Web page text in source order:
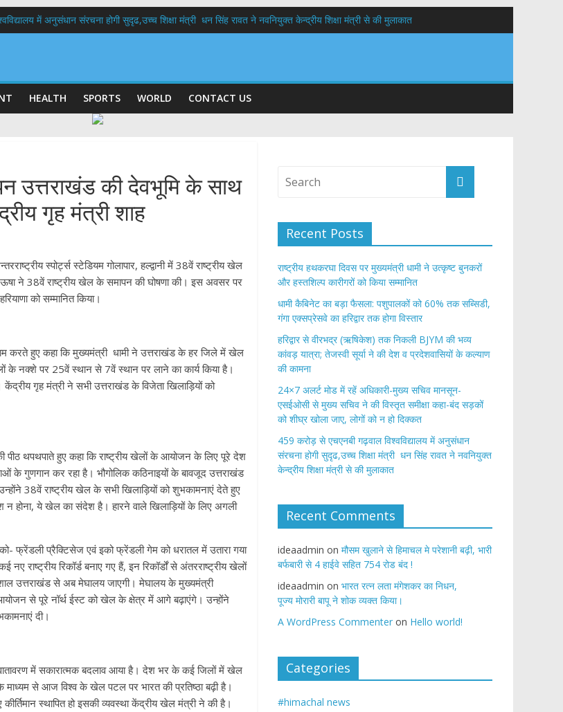
में अनुसंधान संरचना होगी सुदृढ,उच्च शिक्षा मंत्री धन सिंह रावत ने नवनियुक्त केन्द्रीय शिक्षा मंत्री से की मुलाकात
धामी ने उत्कृष्ट बुनकरों और हस्तशिल्प कारीगरों को किया सम्मानित
सचिव मानसून-एसईओसी से मुख्य सचिव ने की विस्तृत समीक्षा कहा-बंद सड़कों को शीघ्र खोला जाए, लोगों को न हो दिक्कत
HEALTH SPORTS WORLD CONTACT US
उत्तराखंड की देवभूमि के साथ
गृह मंत्री शाह
स्पोर्ट्स स्टेडियम गोलापार, हल्द्वानी में 38वें राष्ट्रीय खेल
ने 38वें राष्ट्रीय खेल के समापन की घोषणा की। इस अवसर पर
को सम्मानित किया।
करते हुए कहा कि मुख्यमंत्री धामी ने उत्तराखंड के हर जिले में खेल
के नक्शे पर 25वें स्थान से 7वें स्थान पर लाने का कार्य किया है।
गृह मंत्री ने सभी उत्तराखंड के विजेता खिलाड़ियों को
थपथपाते हुए कहा कि राष्ट्रीय खेलों के आयोजन के लिए पूरे देश
के गुणगान कर रहा है। भौगोलिक कठिनाइयों के बावजूद उत्तराखंड
38वें राष्ट्रीय खेल के सभी खिलाड़ियों को शुभकामनाएं देते हुए
होना, ये खेल का संदेश है। हारने वाले खिलाड़ियों के लिए अगली
फ्रेंडली प्रैक्टिसेज एवं इको फ्रेंडली गेम को धरातल में उतारा गया
नए राष्ट्रीय रिकॉर्ड बनाए गए हैं, इन रिकॉर्डों से अंतरराष्ट्रीय खेलों
उत्तराखंड से अब मेघालय जाएगी। मेघालय के मुख्यमंत्री
से पूरे नॉर्थ ईस्ट को खेल के क्षेत्र में आगे बढ़ाएंगे। उन्होंने
दी।
में सकारात्मक बदलाव आया है। देश भर के कई जिलों में खेल
माध्यम से आज विश्व के खेल पटल पर भारत की प्रतिष्ठा बढ़ी है।
स्थापित हो इसकी व्यवस्था केंद्रीय खेल मंत्री ने की है।
Recent Posts
राष्ट्रीय हथकरघा दिवस पर मुख्यमंत्री धामी ने उत्कृष्ट बुनकरों
और हस्तशिल्प कारीगरों को किया सम्मानित
​धामी कैबिनेट का बड़ा फैसला: पशुपालकों को 60% तक सब्सिडी,
गंगा एक्सप्रेसवे का हरिद्वार तक होगा विस्तार
​हरिद्वार से वीरभद्र (ऋषिकेश) तक निकली BJYM की भव्य
कांवड़ यात्रा; तेजस्वी सूर्या ने की देश व प्रदेशवासियों के कल्याण
की कामना
24×7 अलर्ट मोड में रहें अधिकारी-मुख्य सचिव मानसून-
एसईओसी से मुख्य सचिव ने की विस्तृत समीक्षा कहा-बंद सड़कों
को शीघ्र खोला जाए, लोगों को न हो दिक्कत
459 करोड़ से एचएनबी गढ़वाल विश्वविद्यालय में अनुसंधान
संरचना होगी सुदृढ,उच्च शिक्षा मंत्री धन सिंह रावत ने नवनियुक्त
केन्द्रीय शिक्षा मंत्री से की मुलाकात
Recent Comments
ideaadmin on मौसम खुलाने से हिमाचल मे परेशानी बढ़ी, भारी
बर्फबारी से 4 हाईवे सहित 754 रोड बंद !
ideaadmin on भारत रत्न लता मंगेशकर का निधन,
पूज्य मोरारी बापू ने शोक व्यक्त किया।
A WordPress Commenter on Hello world!
Categories
#himachal news